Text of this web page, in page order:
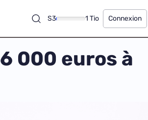
S3 1 Tio Connexion
000 euros à